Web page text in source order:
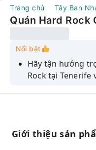
Trang chủ Tây Ban
Quán Hard Rock
Nổi bật
Hãy tận hưởng
Rock tại
hàng bán đồ lưu
Giới thiệu sản